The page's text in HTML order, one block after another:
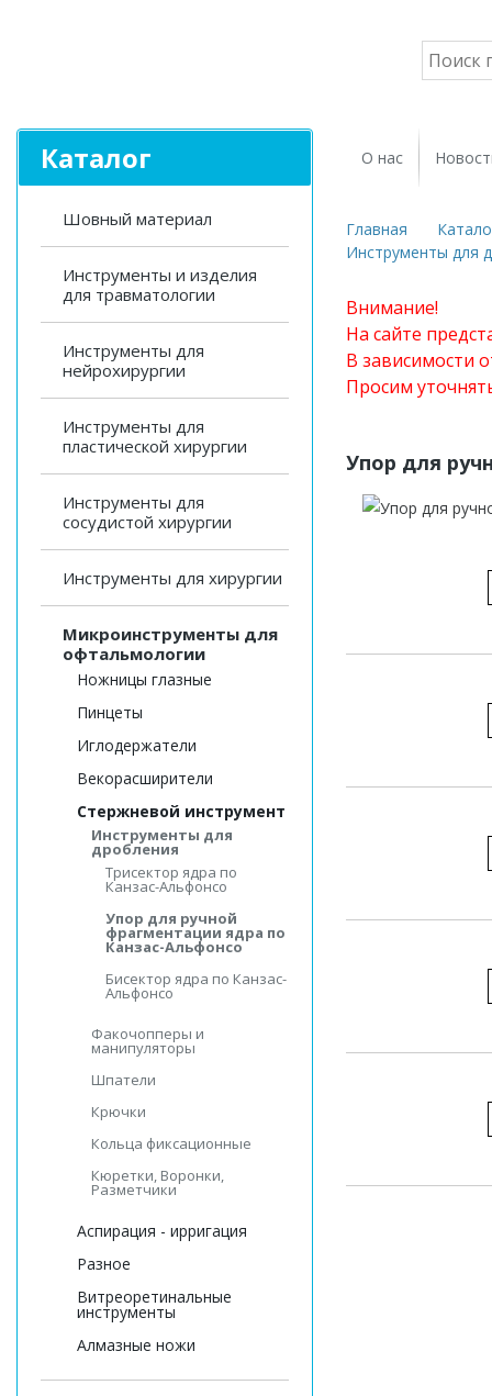
Каталог
Шовный материал
Инструменты и изделия
для травматологии
Инструменты для
нейрохирургии
Инструменты для
пластической хирургии
Инструменты для
сосудистой хирургии
Инструменты для хирургии
Микроинструменты для
офтальмологии
Ножницы глазные
Пинцеты
Иглодержатели
Векорасширители
Стержневой инструмент
Инструменты для
дробления
Трисектор ядра по
Канзас-Альфонсо
Упор для ручной
фрагментации ядра по
Канзас-Альфонсо
Бисектор ядра по Канзас-
Альфонсо
Факочопперы и
манипуляторы
Шпатели
Крючки
Кольца фиксационные
Кюретки, Воронки,
Разметчики
Аспирация - ирригация
Разное
Витреоретинальные
инструменты
Алмазные ножи
О нас
Главная
Инструменты для
Внимание!
На сайте
В зависимости
Просим
Упор для